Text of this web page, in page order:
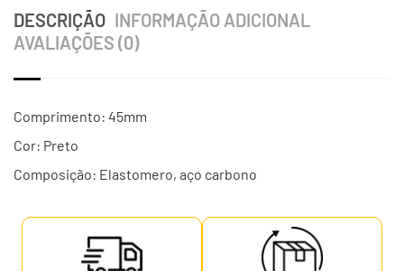
DESCRIÇÃO INFORMAÇÃO ADICIONAL
AVALIAÇÕES (0)
Comprimento: 45mm
Cor: Preto
Composição: Elastomero, aço carbono